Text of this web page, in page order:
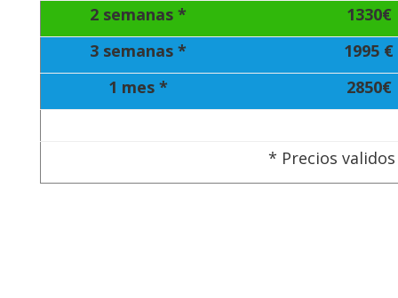
2 semanas *
1330€
3 semanas *
1995 €
1 mes *
2850€
* Precios